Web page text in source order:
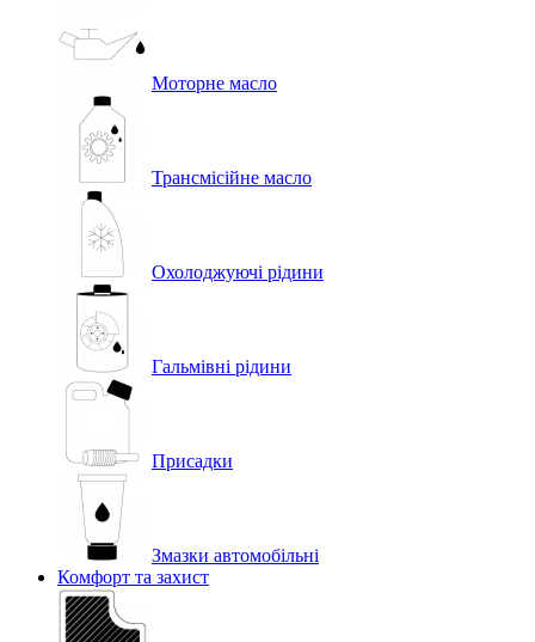
Моторне масло
Трансмісійне масло
Охолоджуючі рідини
Гальмівні рідини
Присадки
Змазки автомобільні
Комфорт та захист